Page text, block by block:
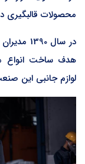
محصولات قالبگیری
در سال
هدف ساخت انواع
لوازم جانبی این